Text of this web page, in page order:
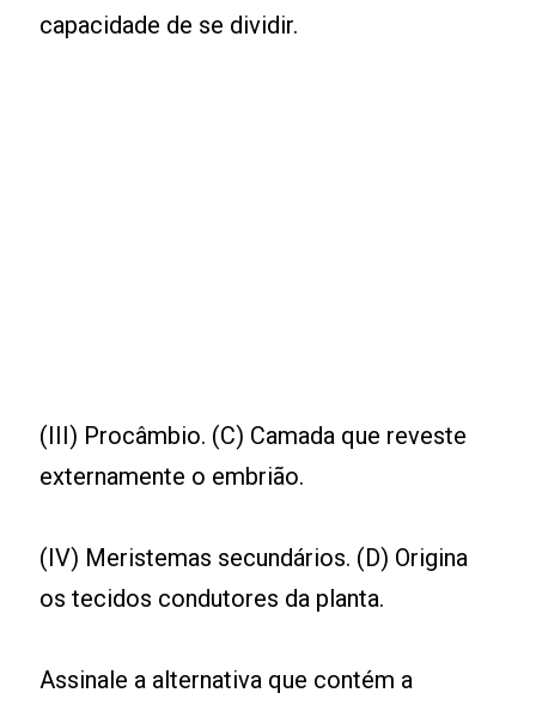
capacidade de se dividir.
(III) Procâmbio. (C) Camada que reveste
externamente o embrião.
(IV) Meristemas secundários. (D) Origina
os tecidos condutores da planta.
Assinale a alternativa que contém a